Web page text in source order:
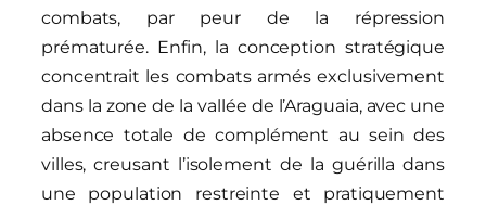
combats, par peur de la répression
prématurée. Enfin, la conception stratégique
concentrait les combats armés exclusivement
dans la zone de la vallée de l’Araguaia, avec une
absence totale de complément au sein des
villes, creusant l’isolement de la guérilla dans
une population restreinte et pratiquement